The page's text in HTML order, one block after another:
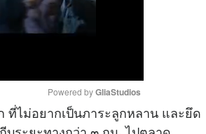
Powered by GliaStudios
ไม่อยากเป็นภาระลูกหลาน และยึด